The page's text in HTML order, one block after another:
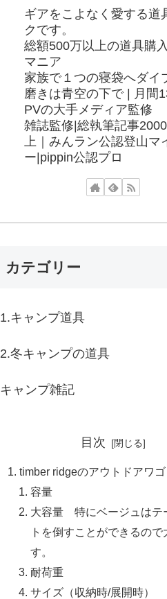
ギアをこよなく愛する道
クです。
総額500万以上の道具購
マニア
家族で１つの寝袋へダイ
磨きは青空の下で | 月間
PVの大手メディア監修
雑誌監修|総執筆記事
上｜みんラン公認登山マ
ー|pippin公認プロ
カテゴリー
1.キャンプ道具
2.冬キャンプの道具
キャンプ雑記
目次
timber ridgeのアウトドアワ
容量
大容量 特にベージュはテ
トを倒すことができるので
す。
耐荷重
サイズ（収納時/展開時）